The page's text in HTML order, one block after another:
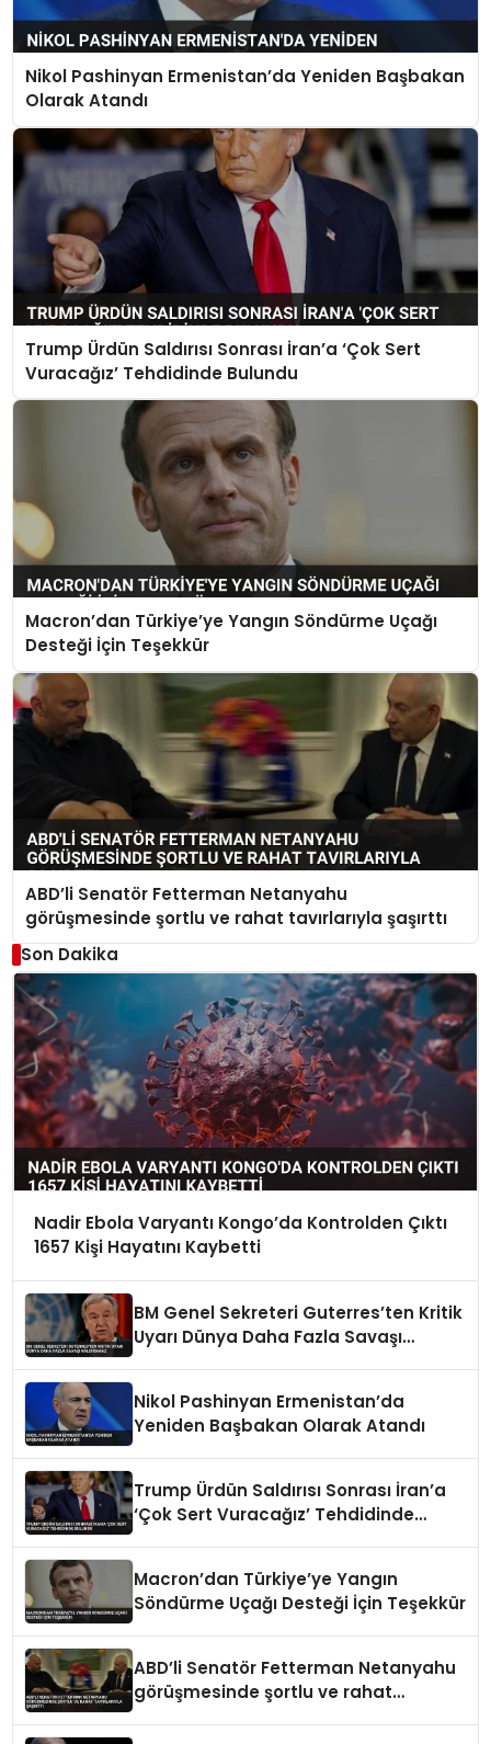
Nikol Pashinyan Ermenistan’da Yeniden Başbakan
Olarak Atandı
Trump Ürdün Saldırısı Sonrası İran’a ‘Çok Sert
Vuracağız’ Tehdidinde Bulundu
Macron’dan Türkiye’ye Yangın Söndürme Uçağı
Desteği İçin Teşekkür
ABD’li Senatör Fetterman Netanyahu
görüşmesinde şortlu ve rahat tavırlarıyla şaşırttı
Son Dakika
Nadir Ebola Varyantı Kongo’da Kontrolden Çıktı
1657 Kişi Hayatını Kaybetti
BM Genel Sekreteri Guterres’ten Kritik
Uyarı Dünya Daha Fazla Savaşı
Nikol Pashinyan Ermenistan’da
Yeniden Başbakan Olarak Atandı
Trump Ürdün Saldırısı Sonrası İran’a
‘Çok Sert Vuracağız’ Tehdidinde
Macron’dan Türkiye’ye Yangın
Söndürme Uçağı Desteği İçin Teşekkür
ABD’li Senatör Fetterman Netanyahu
görüşmesinde şortlu ve rahat